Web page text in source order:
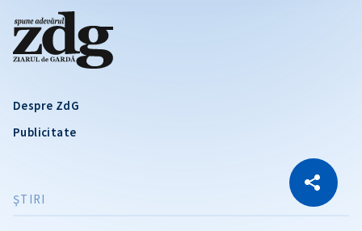
Copiază Link
Despre ZdG
Publicitate
ŞTIRI